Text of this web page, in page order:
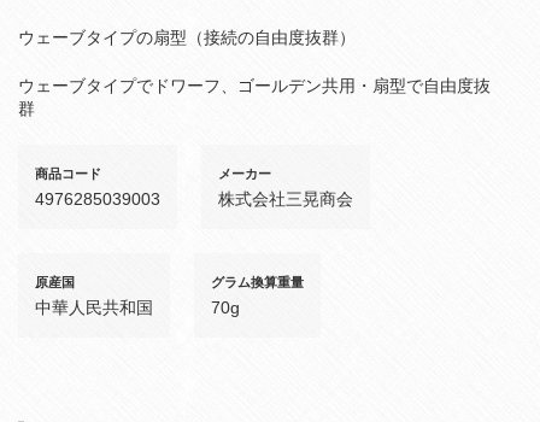
ウェーブタイプの扇型（接続の自由度抜群）
ウェーブタイプでドワーフ、ゴールデン共用・扇型で自由度抜
群
商品コード
4976285039003
メーカー
株式会社三晃商会
原産国
中華人民共和国
グラム換算重量
70g